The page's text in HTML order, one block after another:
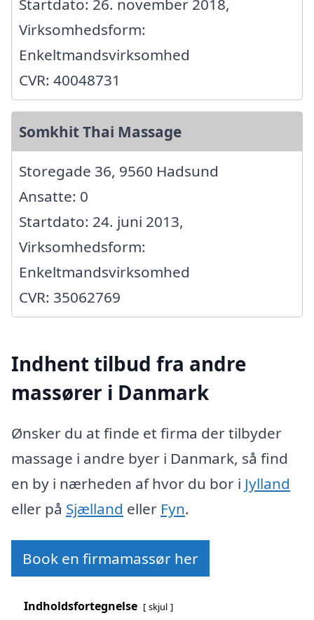
Startdato: 26. november 2018,
Virksomhedsform:
Enkeltmandsvirksomhed
CVR: 40048731
Somkhit Thai Massage
Storegade 36, 9560 Hadsund
Ansatte: 0
Startdato: 24. juni 2013,
Virksomhedsform:
Enkeltmandsvirksomhed
CVR: 35062769
Indhent tilbud fra andre
massører i Danmark
Ønsker du at finde et firma der tilbyder
massage i andre byer i Danmark, så find
en by i nærheden af hvor du bor i Jylland
eller på Sjælland eller Fyn.
Book en firmamassør her
Indholdsfortegnelse skjul